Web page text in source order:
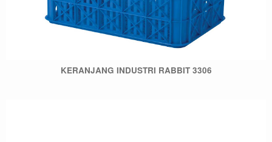
KERANJANG INDUSTRI RABBIT 3306